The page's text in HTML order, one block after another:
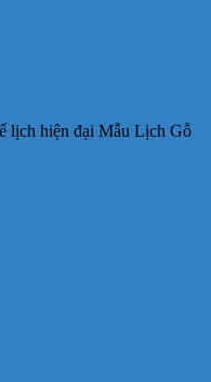
lịch hiện đại Mẫu Lịch Gỗ